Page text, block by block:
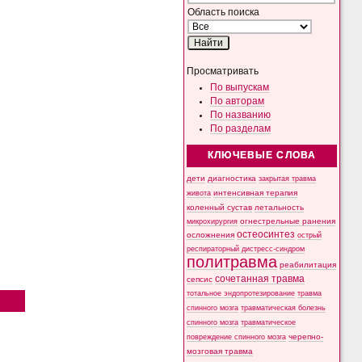
Область поиска
Просматривать
По выпускам
По авторам
По названию
По разделам
КЛЮЧЕВЫЕ СЛОВА
дети диагностика закрытая травма
живота интенсивная терапия
коленный сустав летальность
микрохирургия огнестрельные ранения
осложнения остеосинтез острый
респираторный дистресс-синдром
политравма реабилитация
сепсис сочетанная травма
тотальное эндопротезирование травма
спинного мозга травматическая болезнь
спинного мозга травматическое
повреждение спинного мозга черепно-
мозговая травма